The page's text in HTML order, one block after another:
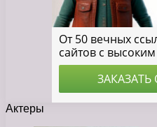
Актеры